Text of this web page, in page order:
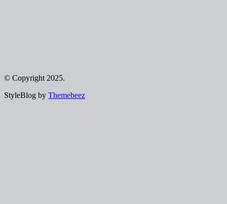
© Copyright 2025.
StyleBlog by Themebeez